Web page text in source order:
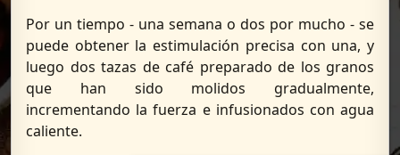
Por un tiempo - una semana o dos por mucho - se
puede obtener la estimulación precisa con una, y
luego dos tazas de café preparado de los granos
que han sido molidos gradualmente,
incrementando la fuerza e infusionados con agua
caliente.